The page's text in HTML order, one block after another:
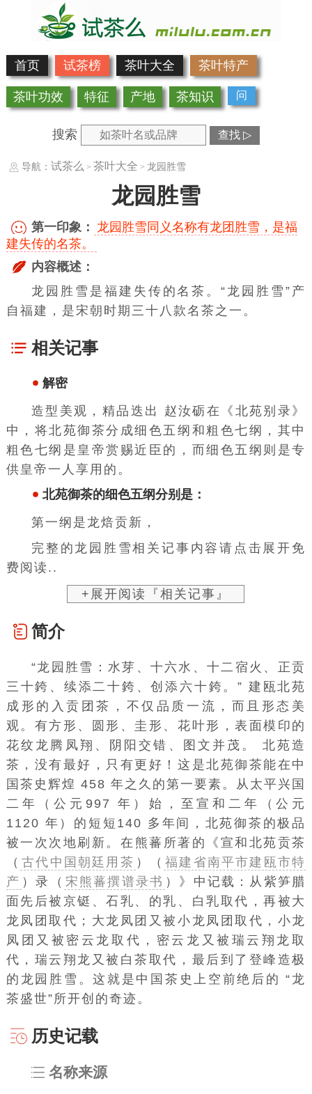
首页 试茶榜 茶叶大全 茶叶特产
茶叶功效 特征 产地 茶知识 问
搜索 查找 ▷
导航： 试茶么 > 茶叶大全 > 龙园胜雪
龙园胜雪
第一印象： 龙园胜雪同义名称有龙团胜雪，是福
建失传的名茶。
内容概述：
龙园胜雪是福建失传的名茶。“龙园胜雪”产
自福建，是宋朝 时期三十八款名茶之一。
相关记事
解密
造型美观，精品迭出 赵汝砺在《北苑别录》
中，将北苑御茶分成细色五纲和粗色七纲，其中
粗色七纲是皇帝赏赐近臣的，而细色五纲则是专
供皇帝一人享用的。
北苑御茶的细色五纲分别是：
第一纲是龙焙贡新，
完整的龙园胜雪相关记事内容请点击展开免
费阅读..
+展开阅读『相关记事』
简介
“龙园胜雪：水芽、十六水、十二宿火、正贡
三十銙、续添二十銙、创添六十銙。” 建瓯北苑
成形的入贡团茶，不仅品质一流，而且形态美
观。有方形、圆形、圭形、花叶形，表面模印的
花纹龙腾凤翔、阴阳交错、图文并茂。 北苑造
茶，没有最好，只有更好！这是北苑御茶能在中
国茶史辉煌 458 年之久的第一要素。从 太平兴国
二年（公元997 年）始，至宣和 二年（公元
1120 年）的短短140 多年间，北苑御茶的极品
被一次次地刷新。在 熊蕃 所著的《 宣和北苑贡茶
（ 古代中国朝廷用茶 ）（ 福建省南平市建瓯市特
产 ）录（ 宋熊蕃撰谱录书 ） 》中记载：从紫笋腊
面先后被京铤、石乳、的乳、白乳取代，再被大
龙凤团取代；大龙凤团又被小龙凤团取代，小龙
凤团又被密云龙取代，密云龙又被瑞云翔龙取
代，瑞云翔龙又被白茶取代，最后到了登峰造极
的龙园胜雪。这就是中国茶史上空前绝后的 “龙
茶盛世”所开创的奇迹。
历史记载
名称来源